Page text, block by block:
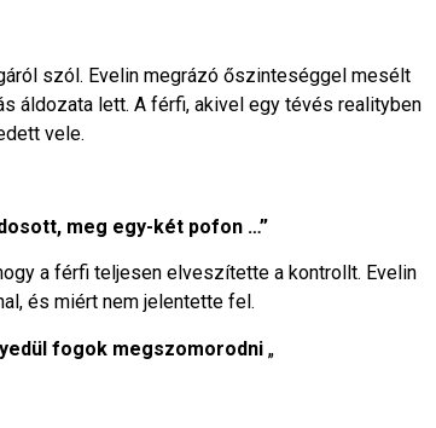
szól. Evelin megrázó őszinteséggel mesélt
áldozata lett. A férfi, akivel egy tévés realityben
vele.
meg egy-két pofon …”
a férfi teljesen elveszítette a kontrollt. Evelin
és miért nem jelentette fel.
fogok megszomorodni „